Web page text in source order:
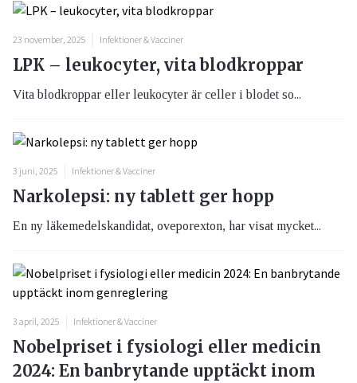
23 november, 2025 Infektioner & Vacciner
LPK – leukocyter, vita blodkroppar
Vita blodkroppar eller leukocyter är celler i blodet so...
3 juni, 2025 Infektioner & Vacciner
Narkolepsi: ny tablett ger hopp
En ny läkemedelskandidat, oveporexton, har visat mycket...
3 april, 2025 Infektioner & Vacciner
Nobelpriset i fysiologi eller medicin
2024: En banbrytande upptäckt inom